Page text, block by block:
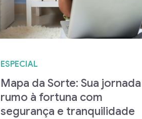
ESPECIAL
Mapa da Sorte: Sua jornada
rumo à fortuna com
segurança e tranquilidade